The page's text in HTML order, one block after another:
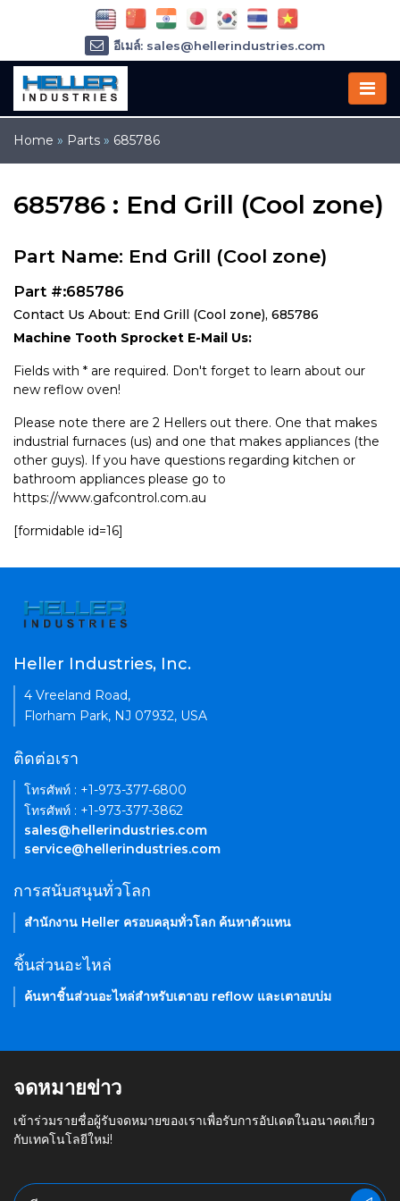
Home » Parts » 685786
685786 : End Grill (Cool zone)
Part Name: End Grill (Cool zone)
Part #:685786
Contact Us About: End Grill (Cool zone), 685786
Machine Tooth Sprocket E-Mail Us:
Fields with * are required. Don't forget to learn about our
new reflow oven!
Please note there are 2 Hellers out there. One that makes
industrial furnaces (us) and one that makes appliances (the
other guys). If you have questions regarding kitchen or
bathroom appliances please go to
https://www.gafcontrol.com.au
[formidable id=16]
อีเมล์: sales@hellerindustries.com
อีเมล์: service@hellerindustries.com
โทรศัพท์ :
Heller Industries, Inc.
4 Vreeland Road,
Florham Park, NJ 07932, USA
ติดต่อเรา
โทรศัพท์ : +1-973-377-6800
โทรศัพท์ : +1-973-377-3862
sales@hellerindustries.com
service@hellerindustries.com
การสนับสนุนทั่วโลก
สำนักงาน Heller ครอบคลุมทั่วโลก ค้นหาตัวแทน
ชิ้นส่วนอะไหล่
ค้นหาชิ้นส่วนอะไหล่สำหรับเตาอบ reflow และเตาอบบ่ม
จดหมายข่าว
เข้าร่วมรายชื่อผู้รับจดหมายของเราเพื่อรับการอัปเดตในอนาคตเกี่ยว
กับเทคโนโลยีใหม่!